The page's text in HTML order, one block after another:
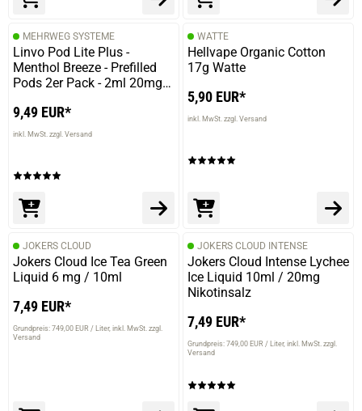
MEHRWEG SYSTEME
Linvo Pod Lite Plus -
Menthol Breeze - Prefilled
Pods 2er Pack - 2ml 20mg
9,49 EUR*
inkl. MwSt. zzgl. Versand
WATTE
Hellvape Organic Cotton
17g Watte
5,90 EUR*
inkl. MwSt. zzgl. Versand
JOKERS CLOUD
Jokers Cloud Ice Tea Green
Liquid 6 mg / 10ml
7,49 EUR*
Grundpreis: 749,00 EUR / Liter inkl. MwSt. zzgl.
Versand
JOKERS CLOUD INTENSE
Jokers Cloud Intense Lychee
Ice Liquid 10ml / 20mg
Nikotinsalz
7,49 EUR*
Grundpreis: 749,00 EUR / Liter inkl. MwSt. zzgl.
Versand